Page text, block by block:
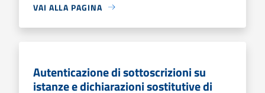
VAI ALLA PAGINA
Autenticazione di sottoscrizioni su
istanze e dichiarazioni sostitutive di